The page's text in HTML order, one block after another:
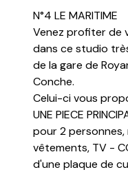
N°4 LE MARITIME
Venez profiter de
dans ce studio
de la gare de
Conche.
Celui-ci vous
UNE PIECE
pour 2
vêtements, TV -
d'une plaque de